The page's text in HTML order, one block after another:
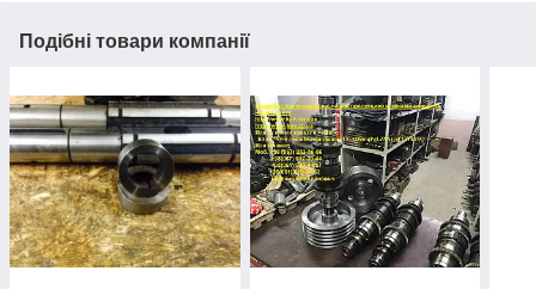
Подібні товари компанії